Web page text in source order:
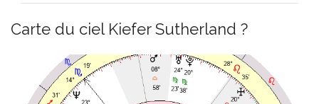
Carte du ciel Kiefer Sutherland ?